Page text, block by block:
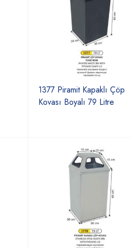
1377 Piramit Kapaklı Çöp
Kovası Boyalı 79 Litre